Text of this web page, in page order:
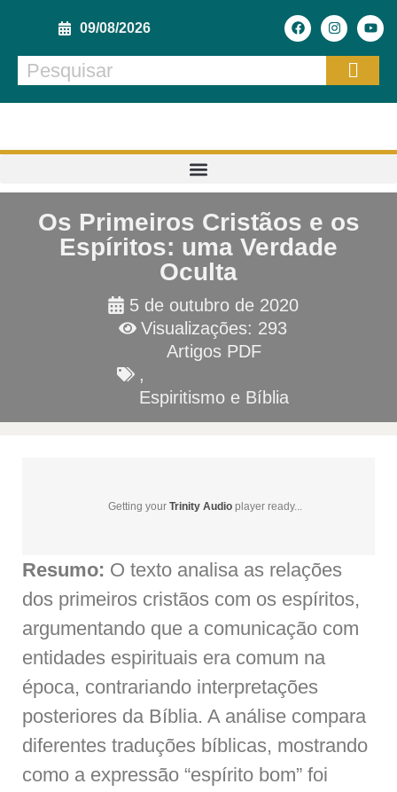
09/08/2026
Os Primeiros Cristãos e os
Espíritos: uma Verdade
Oculta
5 de outubro de 2020
Visualizações: 293
Artigos PDF
,
Espiritismo e Bíblia
Getting your Trinity Audio player ready...
Resumo: O texto analisa as relações
dos primeiros cristãos com os espíritos,
argumentando que a comunicação com
entidades espirituais era comum na
época, contrariando interpretações
posteriores da Bíblia. A análise compara
diferentes traduções bíblicas, mostrando
como a expressão “espírito bom” foi